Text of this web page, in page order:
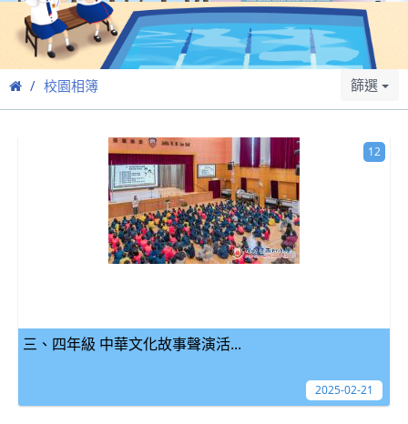
校園相簿 篩選
三、四年級 中華文化故事聲演活...
12
2025-02-21